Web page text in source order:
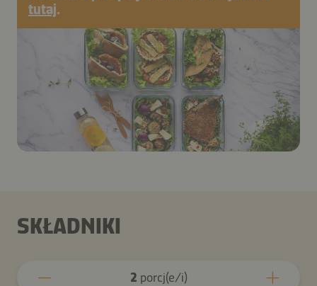
tutaj.
SKŁADNIKI
2 porcj(e/i)